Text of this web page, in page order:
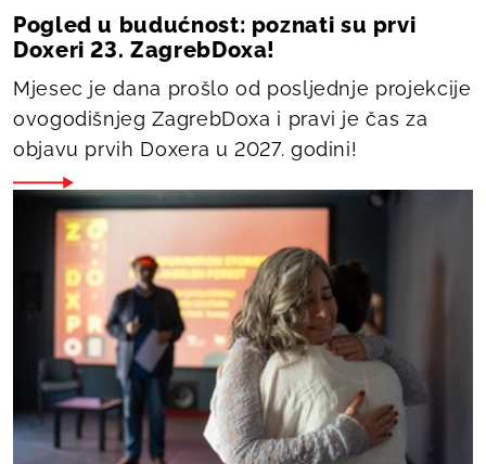
Pogled u budućnost: poznati su prvi
Doxeri 23. ZagrebDoxa!
Mjesec je dana prošlo od posljednje projekcije
ovogodišnjeg ZagrebDoxa i pravi je čas za
objavu prvih Doxera u 2027. godini!